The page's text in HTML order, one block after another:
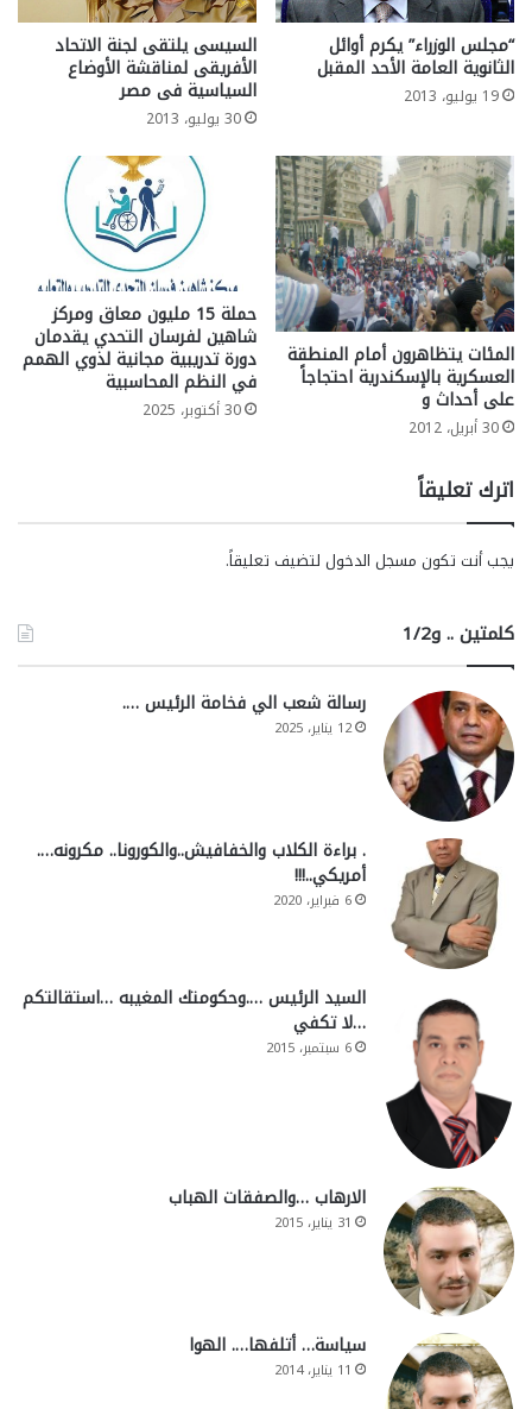
“مجلس الوزراء” يكرم أوائل
الثانوية العامة الأحد المقبل
19 يوليو، 2013
السيسى يلتقى لجنة الاتحاد
الأفريقى لمناقشة الأوضاع
السياسية فى مصر
30 يوليو، 2013
المئات يتظاهرون أمام المنطقة
العسكرية بالإسكندرية احتجاجاً
على أحداث و
30 أبريل، 2012
حملة 15 مليون معاق ومركز
شاهين لفرسان التحدي يقدمان
دورة تدريبية مجانية لذوي الهمم
في النظم المحاسبية
30 أكتوبر، 2025
اترك تعليقاً
يجب أنت تكون مسجل الدخول لتضيف تعليقاً.
كلمتين .. و1/2
رسالة شعب الي فخامة الرئيس ….
12 يناير، 2025
. براءة الكلاب والخفافيش..والكورونا.. مكرونه….
أمريكي..!!!
6 فبراير، 2020
السيد الرئيس ….وحكومتك المغيبه …استقالتكم
…لا تكفي
6 سبتمبر، 2015
الارهاب …والصفقات الهباب
31 يناير، 2015
سياسة… أتلفها…. الهوا
11 يناير، 2014